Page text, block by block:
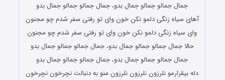
جمال جمالو جمالو جمال بدو، جمال جمالو جمالو جمال بدو
آهای سیاه زنگی دلمو نکن خون وای تو رفتی سفر شدم چو مجنون
وای سیاه زنگی دلمو نکن خون وای تو رفتی سفر شدم چو مجنون
حالا جمال جمالو جمالو جمال بدو، جمال جمالو جمالو جمال بدو
جمال جمالو جمالو جمال بدو، جمال جمالو جمالو جمال بدو
دله بیقرارمو نلرزون نلرزون نلرزون منو به دنبالت نچرخون نچرخون